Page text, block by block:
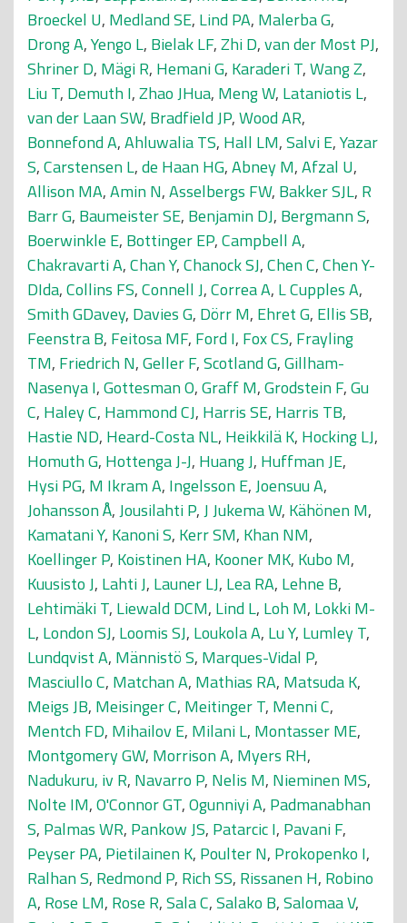
Broeckel U, Medland SE, Lind PA, Malerba G,
Drong A,Yengo L, Bielak LF,Zhi D,van der Most PJ,
Shriner D, Mägi R, Hemani G, Karaderi T,Wang Z,
Liu T, Demuth I,Zhao JHua, Meng W, Lataniotis L,
van der Laan SW, Bradfield JP,Wood AR,
Bonnefond A,Ahluwalia TS, Hall LM,Salvi E,Yazar
S,Carstensen L,de Haan HG,Abney M,Afzal U,
Allison MA,Amin N,Asselbergs FW, Bakker SJL, R
Barr G, Baumeister SE, Benjamin DJ, Bergmann S,
Boerwinkle E, Bottinger EP,Campbell A,
Chakravarti A,Chan Y,Chanock SJ,Chen C,Chen Y-
DIda,Collins FS,Connell J,Correa A, L Cupples A,
Smith GDavey, Davies G, Dörr M, Ehret G, Ellis SB,
Feenstra B, Feitosa MF, Ford I, Fox CS, Frayling
TM, Friedrich N,Geller F,Scotland G,Gillham-
Nasenya I,Gottesman O,Graff M,Grodstein F,Gu
C, Haley C, Hammond CJ, Harris SE, Harris TB,
Hastie ND, Heard-Costa NL, Heikkilä K, Hocking LJ,
Homuth G, Hottenga J-J, Huang J, Huffman JE,
Hysi PG, M Ikram A, Ingelsson E,Joensuu A,
Johansson Å,Jousilahti P,J Jukema W, Kähönen M,
Kamatani Y, Kanoni S, Kerr SM, Khan NM,
Koellinger P, Koistinen HA, Kooner MK, Kubo M,
Kuusisto J, Lahti J, Launer LJ, Lea RA, Lehne B,
Lehtimäki T, Liewald DCM, Lind L, Loh M, Lokki M-
L, London SJ, Loomis SJ, Loukola A, Lu Y, Lumley T,
Lundqvist A, Männistö S, Marques-Vidal P,
Masciullo C, Matchan A, Mathias RA, Matsuda K,
Meigs JB, Meisinger C, Meitinger T, Menni C,
Mentch FD, Mihailov E, Milani L, Montasser ME,
Montgomery GW, Morrison A, Myers RH,
Nadukuru, iv R, Navarro P, Nelis M, Nieminen MS,
Nolte IM,O'Connor GT,Ogunniyi A, Padmanabhan
S, Palmas WR, Pankow JS, Patarcic I, Pavani F,
Peyser PA, Pietilainen K, Poulter N, Prokopenko I,
Ralhan S, Redmond P, Rich SS, Rissanen H, Robino
A, Rose LM, Rose R,Sala C,Salako B,Salomaa V,